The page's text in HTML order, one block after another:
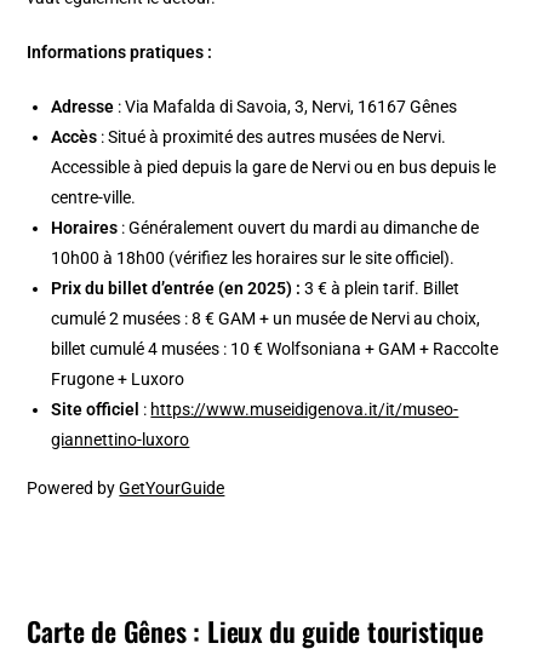
Informations pratiques :
Adresse : Via Mafalda di Savoia, 3, Nervi, 16167 Gênes
Accès : Situé à proximité des autres musées de Nervi.
Accessible à pied depuis la gare de Nervi ou en bus depuis le
centre-ville.
Horaires : Généralement ouvert du mardi au dimanche de
10h00 à 18h00 (vérifiez les horaires sur le site officiel).
Prix du billet d’entrée (en 2025) : 3 € à plein tarif. Billet
cumulé 2 musées : 8 € GAM + un musée de Nervi au choix,
billet cumulé 4 musées : 10 € Wolfsoniana + GAM + Raccolte
Frugone + Luxoro
Site officiel : https://www.museidigenova.it/it/museo-
giannettino-luxoro
Powered byGetYourGuide
Carte de Gênes : Lieux du guide touristique